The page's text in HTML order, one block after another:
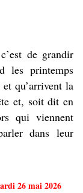
de grandir
les printemps
qu’arrivent la
et, soit dit en
qui viennent
dans leur
26 mai 2026